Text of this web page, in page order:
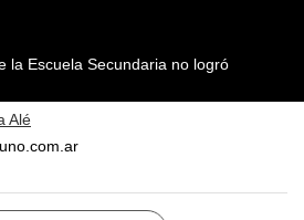
la Escuela Secundaria no logró
Alé